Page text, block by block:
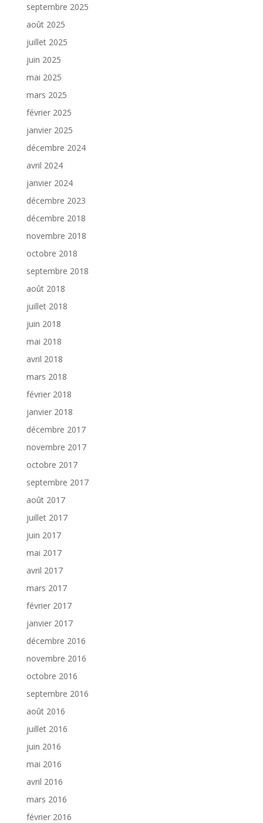
septembre 2025
août 2025
juillet 2025
juin 2025
mai 2025
mars 2025
février 2025
janvier 2025
décembre 2024
avril 2024
janvier 2024
décembre 2023
décembre 2018
novembre 2018
octobre 2018
septembre 2018
août 2018
juillet 2018
juin 2018
mai 2018
avril 2018
mars 2018
février 2018
janvier 2018
décembre 2017
novembre 2017
octobre 2017
septembre 2017
août 2017
juillet 2017
juin 2017
mai 2017
avril 2017
mars 2017
février 2017
janvier 2017
décembre 2016
novembre 2016
octobre 2016
septembre 2016
août 2016
juillet 2016
juin 2016
mai 2016
avril 2016
mars 2016
février 2016